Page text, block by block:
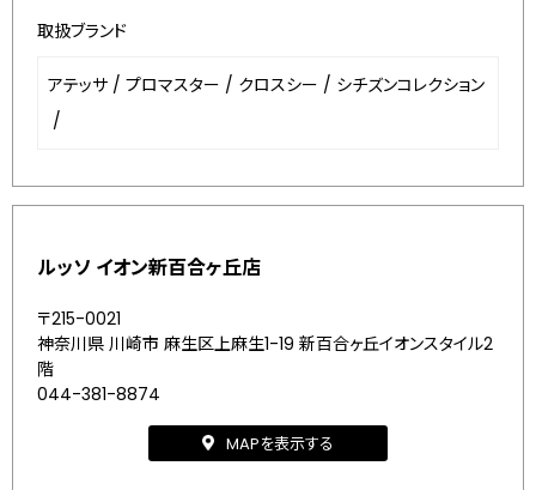
取扱ブランド
アテッサ / プロマスター / クロスシー / シチズンコレクション
/
ルッソ イオン新百合ヶ丘店
〒215-0021
神奈川県 川崎市 麻生区上麻生1-19 新百合ヶ丘イオンスタイル2
階
044-381-8874
MAPを表示する